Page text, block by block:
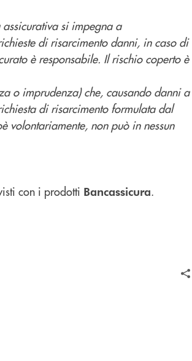
si impegna a
di risarcimento danni, in caso di
è responsabile. Il rischio coperto è
o imprudenza) che, causando danni a
di risarcimento formulata dal
volontariamente, non può in nessun
con i prodotti Bancassicura.